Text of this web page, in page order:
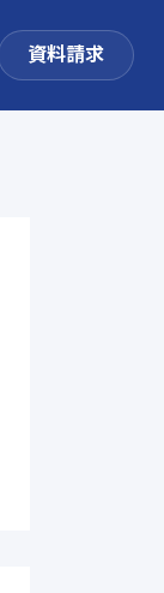
資料請求